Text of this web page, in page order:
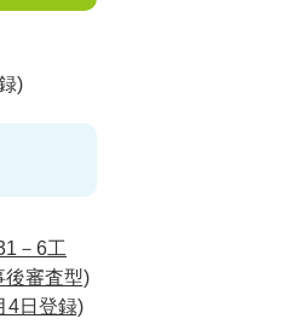
)
－6工
後審査型)
4日登録)